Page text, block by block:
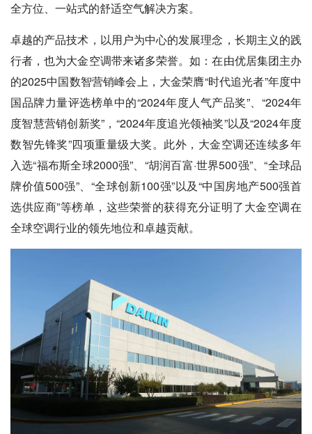
全方位、一站式的舒适空气解决方案。
卓越的产品技术，以用户为中心的发展理念，长期主义的践
行者，也为大金空调带来诸多荣誉。如：在由优居集团主办
的2025中国数智营销峰会上，大金荣膺“时代追光者”年度中
国品牌力量评选榜单中的“2024年度人气产品奖”、“2024年
度智慧营销创新奖”，“2024年度追光领袖奖”以及“2024年度
数智先锋奖”四项重量级大奖。此外，大金空调还连续多年
入选“福布斯全球2000强”、“胡润百富·世界500强”、“全球品
牌价值500强”、“全球创新100强”以及“中国房地产500强首
选供应商”等榜单，这些荣誉的获得充分证明了大金空调在
全球空调行业的领先地位和卓越贡献。